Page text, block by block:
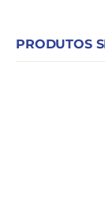
PRODUTOS